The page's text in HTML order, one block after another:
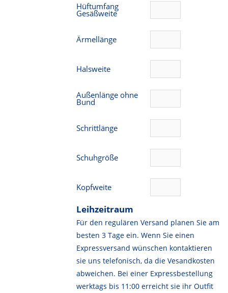
Hüftumfang
Gesäßweite
Ärmellänge
Halsweite
Außenlänge ohne
Bund
Schrittlänge
Schuhgröße
Kopfweite
Leihzeitraum
Für den regulären Versand planen Sie am
besten 3 Tage ein. Wenn Sie einen
Expressversand wünschen kontaktieren
sie uns telefonisch, da die Vesandkosten
abweichen. Bei einer Expressbestellung
werktags bis 11:00 erreicht sie ihr Outfit